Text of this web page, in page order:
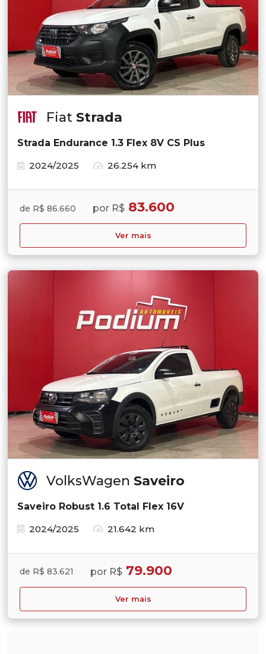
Fiat Strada
Strada Endurance 1.3 Flex 8V CS Plus
2024/2025
26.254 km
de R$ 86.660 por R$ 83.600
Ver mais
VolksWagen Saveiro
Saveiro Robust 1.6 Total Flex 16V
2024/2025
21.642 km
de R$ 83.621 por R$ 79.900
Ver mais